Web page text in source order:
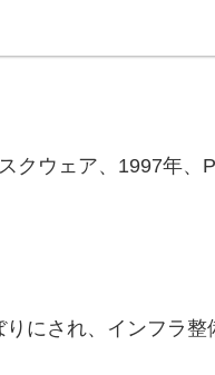
クウェア、1997年、
にされ、インフラ